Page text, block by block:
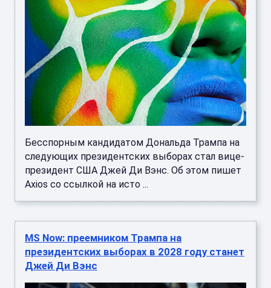
Бесспорным кандидатом Дональда Трампа на
следующих президентских выборах стал вице-
президент США Джей Ди Вэнс. Об этом пишет
Axios со ссылкой на исто ...
MS Now: преемником Трампа на
президентских выборах в 2028 году станет
Джей Ди Вэнс